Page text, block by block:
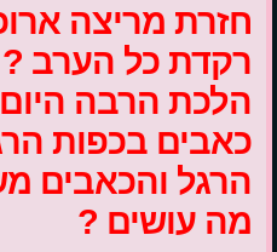
חזרת מריצה
רקדת כל הערב ?
הלכת הרבה
כאבים בכפות
הרגל והכאבים
מה עושים ?